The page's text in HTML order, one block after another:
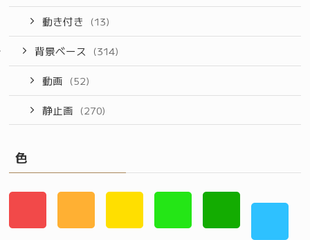
動き付き (13)
背景ベース (314)
動画 (52)
静止画 (270)
色